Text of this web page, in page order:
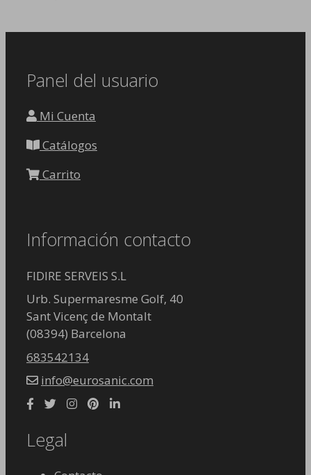
Panel del usuario
Mi Cuenta
Catálogos
Carrito
Información contacto
FIDIRE SERVEIS S.L
Urb. Supermaresme Golf, 40
Sant Vicenç de Montalt
(08394) Barcelona
683542134
info@eurosanic.com
Legal